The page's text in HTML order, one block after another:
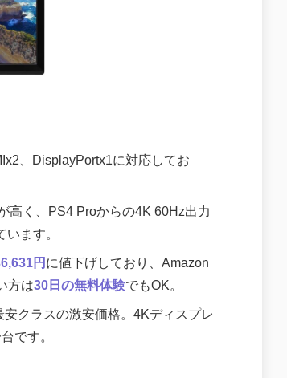
、DisplayPortx1に対応してお
高く、PS4 Proからの4K 60Hz出力
ます。
円 に値下げしており、Amazon
方は30日の無料体験でもOK。
クラスの激安価格。4Kディスプレ
です。